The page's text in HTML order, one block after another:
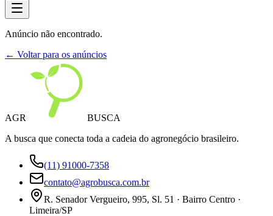
Anúncio não encontrado.
← Voltar para os anúncios
AGR
BUSCA
A busca que conecta toda a cadeia do agronegócio brasileiro.
(11) 91000-7358
contato@agrobusca.com.br
R. Senador Vergueiro, 995, Sl. 51 · Bairro Centro ·
Limeira/SP